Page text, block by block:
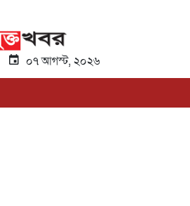
০৭ আগস্ট, ২০২৬